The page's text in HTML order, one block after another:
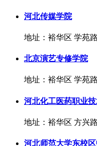
河北传媒学院
地址：裕华区 学苑
北京演艺专修学院
地址：裕华区 学苑
河北化工医药职业
地址：裕华区 方兴
河北师范大学东校